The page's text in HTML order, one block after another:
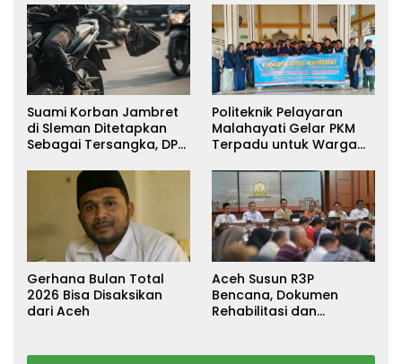
Suami Korban Jambret
di Sleman Ditetapkan
Sebagai Tersangka, DPR
Keadilan
Politeknik Pelayaran
Malahayati Gelar PKM
Terpadu untuk Warga
Pidie Jaya
Gerhana Bulan Total
2026 Bisa Disaksikan
dari Aceh
Aceh Susun R3P
Bencana, Dokumen
Rehabilitasi dan